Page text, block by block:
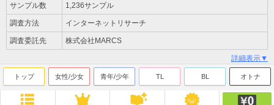
サンプル数 1,236サンプル
調査方法 インターネットリサーチ
調査委託先 株式会社MARCS
詳細表示▼
トップ 女性/少女 青年/少年 TL BL オトナ